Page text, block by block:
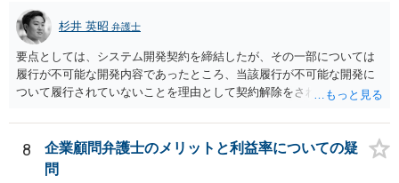
すべては不可能でしょうので。 相手の言動には早急には返事をせずに
弁護士と相談しながら、対応策を検討する方がよいでしょう。 また、
返還が難しい場合、損害賠償を請求する事はできますでしょうか？ 法
的には可能ですが、立証の問題があります。 協議でも問題にできそう
ですが、調停なども検討できるでしょう。 また、返還請求も損害賠償
請求もせず、「詐欺」として、警察に被害届を出す事は可能でしょう
杉井 英昭 弁護士
要点としては、システム開発契約を締結したが、その一部については
履行が不可能な開発内容であったところ、当該履行が不可能な開発に
ついて履行されていないことを理由として契約解除をされた。そこ
いうご質問であると理解しました。 まず、「物理的にできない開発で
一方的に契約不履行のように伝えられ」とのことですが、「物理的に
できない」と真に言えるのかどうか、なぜ「物理的にできない開発」
を請け負うことになったのかが問題です。 もし、「物理的にできな
8
企業顧問弁護士のメリットと利益率についての疑
問